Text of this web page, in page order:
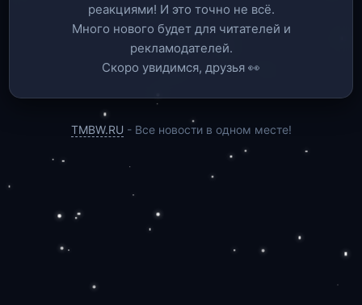
реакциями! И это точно не всё.
Много нового будет для читателей и
рекламодателей.
Скоро увидимся, друзья 👀
TMBW.RU - Все новости в одном месте!